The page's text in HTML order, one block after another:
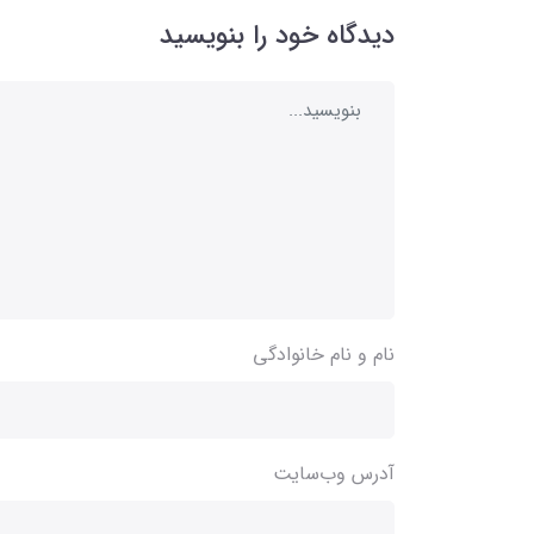
دیدگاه خود را بنویسید
نام و نام خانوادگی
آدرس وب‌سایت